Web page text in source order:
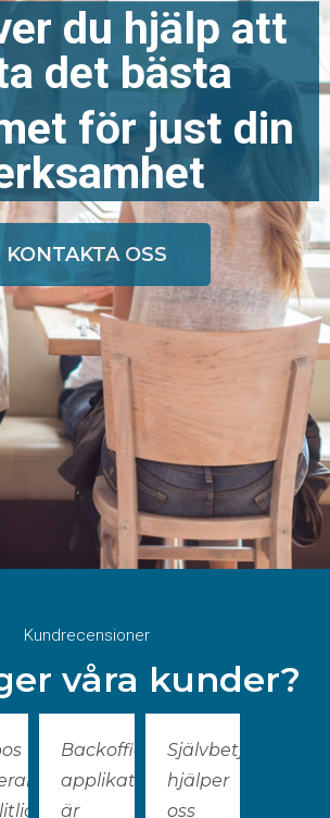
du hjälp att
det bästa
för just din
KONTAKTA OSS
Kundrecensioner
våra kunder?
Backoffice-
applikationen
är
hjälper
oss